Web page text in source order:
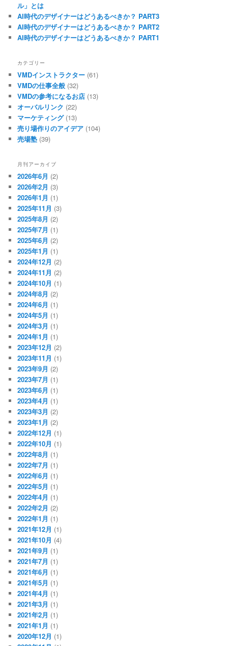
ル」とは
AI時代のデザイナーはどうあるべきか？ PART3
AI時代のデザイナーはどうあるべきか？ PART2
AI時代のデザイナーはどうあるべきか？ PART1
カテゴリー
VMDインストラクター (61)
VMDの仕事全般 (32)
VMDの参考になるお店 (13)
オーバルリンク (22)
マーケティング(13)
売り場作りのアイデア (104)
売場塾 (39)
月刊アーカイブ
2026年6月 (2)
2026年2月 (3)
2026年1月 (1)
2025年11月 (3)
2025年8月 (2)
2025年7月 (1)
2025年6月 (2)
2025年1月 (1)
2024年12月 (2)
2024年11月 (2)
2024年10月 (1)
2024年8月 (2)
2024年6月 (1)
2024年5月 (1)
2024年3月 (1)
2024年1月 (1)
2023年12月 (2)
2023年11月 (1)
2023年9月 (2)
2023年7月 (1)
2023年6月 (1)
2023年4月 (1)
2023年3月 (2)
2023年1月 (2)
2022年12月 (1)
2022年10月 (1)
2022年8月 (1)
2022年7月 (1)
2022年6月 (1)
2022年5月 (1)
2022年4月 (1)
2022年2月 (2)
2022年1月 (1)
2021年12月 (1)
2021年10月 (4)
2021年9月 (1)
2021年7月 (1)
2021年6月 (1)
2021年5月 (1)
2021年4月 (1)
2021年3月 (1)
2021年2月 (1)
2021年1月 (1)
2020年12月 (1)